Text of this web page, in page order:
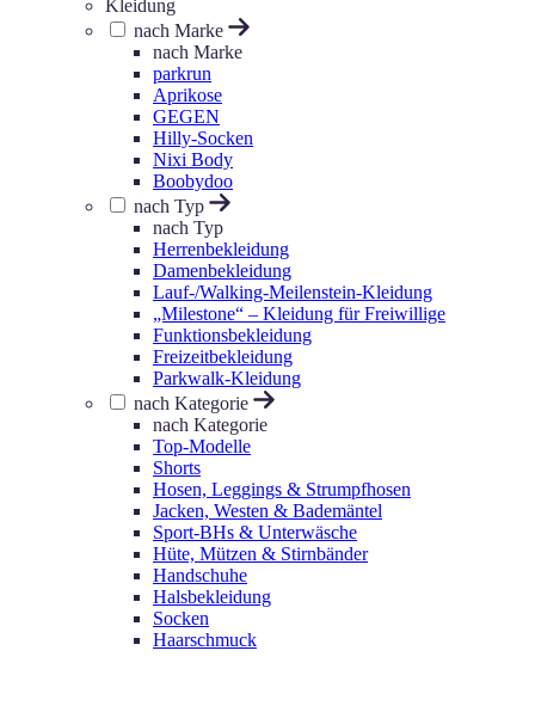
Kleidung
nach Marke
nach Marke
parkrun
Aprikose
GEGEN
Hilly-Socken
Nixi Body
Boobydoo
nach Typ
nach Typ
Herrenbekleidung
Damenbekleidung
Lauf-/Walking-Meilenstein-Kleidung
„Milestone“ – Kleidung für Freiwillige
Funktionsbekleidung
Freizeitbekleidung
Parkwalk-Kleidung
nach Kategorie
nach Kategorie
Top-Modelle
Shorts
Hosen, Leggings & Strumpfhosen
Jacken, Westen & Bademäntel
Sport-BHs & Unterwäsche
Hüte, Mützen & Stirnbänder
Handschuhe
Halsbekleidung
Socken
Haarschmuck